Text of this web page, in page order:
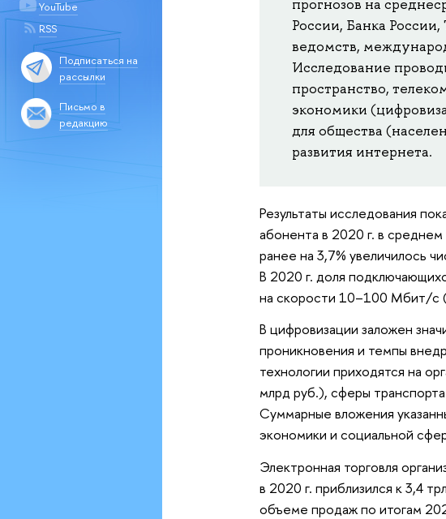
YouTube
RSS
Подписаться на
рассылки
Письмо в
редакцию
прогнозов на
России, Банка
ведомств,
Исследование
пространство,
экономики
для общества
развития интернета.
Результаты исследования
абонента в 2020 г. в
ранее на 3,7% увеличилось
В 2020 г. доля
на скорости 10–100 Мбит/с
В цифровизации заложен
проникновения и темпы
технологии приходятся на
млрд руб.), сферы
Суммарные вложения
экономики и социальной
Электронная торговля
в 2020 г. приблизился к 3,4
объеме продаж по итогам